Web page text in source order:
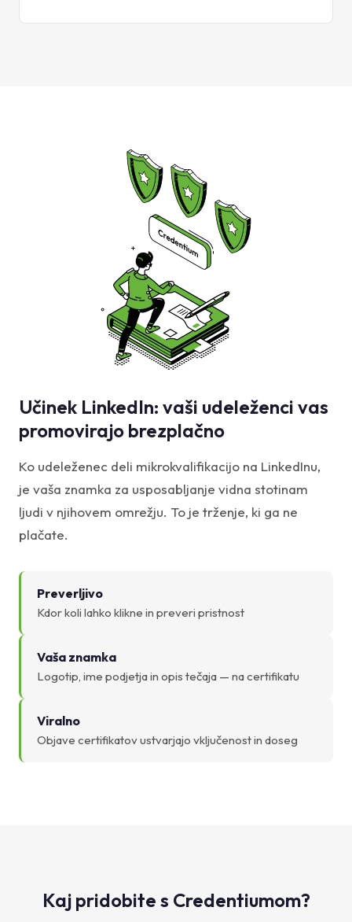
Učinek LinkedIn: vaši udeleženci vas
promovirajo brezplačno
Ko udeleženec deli mikrokvalifikacijo na LinkedInu,
je vaša znamka za usposabljanje vidna stotinam
ljudi v njihovem omrežju. To je trženje, ki ga ne
plačate.
Preverljivo
Kdor koli lahko klikne in preveri pristnost
Vaša znamka
Logotip, ime podjetja in opis tečaja — na certifikatu
Viralno
Objave certifikatov ustvarjajo vključenost in doseg
Kaj pridobite s Credentiumom?